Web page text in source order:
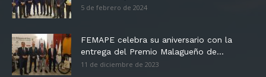
5 de febrero de 2024
FEMAPE celebra su aniversario con la
entrega del Premio Malagueño de...
11 de diciembre de 2023